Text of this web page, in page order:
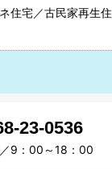
住宅／古民家再生住
23-0536
9：00～18：00